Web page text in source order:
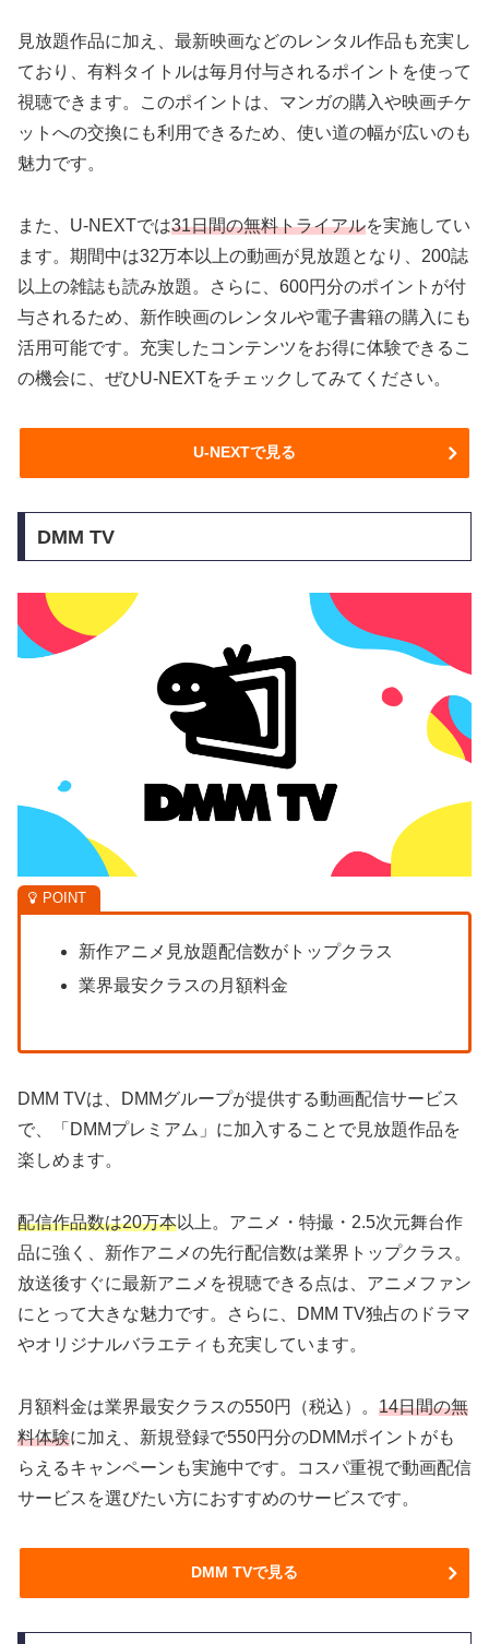
見放題作品に加え、最新映画などのレンタル作品も充実し
ており、有料タイトルは毎月付与されるポイントを使って
視聴できます。このポイントは、マンガの購入や映画チケ
ットへの交換にも利用できるため、使い道の幅が広いのも
魅力です。
また、U-NEXTでは31日間の無料トライアルを実施してい
ます。期間中は32万本以上の動画が見放題となり、200誌
以上の雑誌も読み放題。さらに、600円分のポイントが付
与されるため、新作映画のレンタルや電子書籍の購入にも
活用可能です。充実したコンテンツをお得に体験できるこ
の機会に、ぜひU-NEXTをチェックしてみてください。
U-NEXTで見る
DMM TV
新作アニメ見放題配信数がトップクラス
業界最安クラスの月額料金
DMM TVは、DMMグループが提供する動画配信サービス
で、「DMMプレミアム」に加入することで見放題作品を
楽しめます。
配信作品数は20万本以上。アニメ・特撮・2.5次元舞台作
品に強く、新作アニメの先行配信数は業界トップクラス。
放送後すぐに最新アニメを視聴できる点は、アニメファン
にとって大きな魅力です。さらに、DMM TV独占のドラマ
やオリジナルバラエティも充実しています。
月額料金は業界最安クラスの550円（税込）。 14日間の無
料体験に加え、新規登録で550円分のDMMポイントがも
らえるキャンペーンも実施中です。コスパ重視で動画配信
サービスを選びたい方におすすめのサービスです。
DMM TVで見る